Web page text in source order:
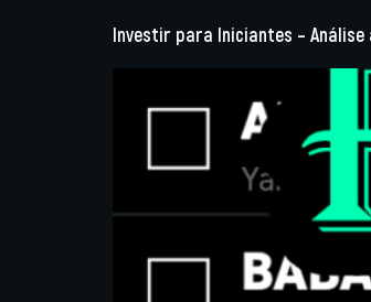
Investir para Iniciantes –